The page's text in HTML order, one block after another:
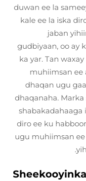
duwan ee la
kale ee la iska
jaban
gudbiyaan, oo ay
ka yar. Tan
muhiimsan ee
dhaqan ugu
dhaqanaha.
shabakadahaaga
diro ee ku
ugu muhiimsan ee